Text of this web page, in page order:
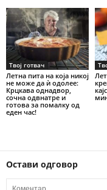
Твој готвач
Летна пита на која никој
не може да ѝ одолее:
Крцкава однадвор,
сочна одвнатре и
готова за помалку од
еден час!
Остави одговор